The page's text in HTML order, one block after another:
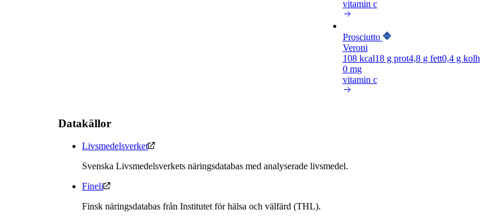
vitamin c
Prosciutto
Veroni
108kcal18g prot4,8g fett0,4g kolh
0 mg
vitamin c
Datakällor
Livsmedelsverket
Svenska Livsmedelsverkets näringsdatabas med analyserade livsmedel.
Fineli
Finsk näringsdatabas från Institutet för hälsa och välfärd (THL).